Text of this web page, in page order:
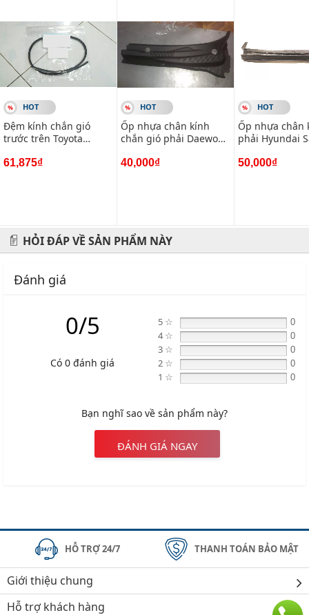
Địa chỉ: 434 Trần Khát Chân- Hai Bà Trưng- Hà Nội
Hotline: 0945 333 777
HOT
Đệm kính chắn gió
trước trên Toyota
61,875₫
HOT
Ốp nhựa chân kính
chắn gió phải Daewoo
40,000₫
HOT
Ốp nhựa chân
phải Hyundai
50,000₫
HỎI ĐÁP VỀ SẢN PHẨM NÀY
Đánh giá
0/5
Có 0 đánh giá
5 ☆ 0
4 ☆ 0
3 ☆ 0
2 ☆ 0
1 ☆ 0
Bạn nghĩ sao về sản phẩm này?
ĐÁNH GIÁ NGAY
HỖ TRỢ 24/7 THANH TOÁN BẢO MẬT
Giới thiệu chung
Hỗ trợ khách hàng